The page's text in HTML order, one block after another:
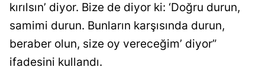
kırılsın’ diyor. Bize de diyor ki: ‘Doğru durun,
samimi durun. Bunların karşısında durun,
beraber olun, size oy vereceğim’ diyor”
ifadesini kullandı.